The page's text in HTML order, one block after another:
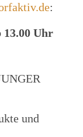
:
Uhr
und